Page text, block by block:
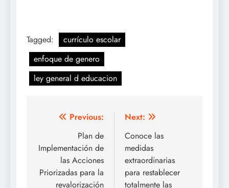
Tagged:
currículo escolar
enfoque de genero
ley general d educacion
Navegación
entradas
Previous:
Plan de
Implementación de
las Acciones
Priorizadas para la
revalorización
Next:
Conoce las
medidas
extraordinarias
para restablecer
totalmente las